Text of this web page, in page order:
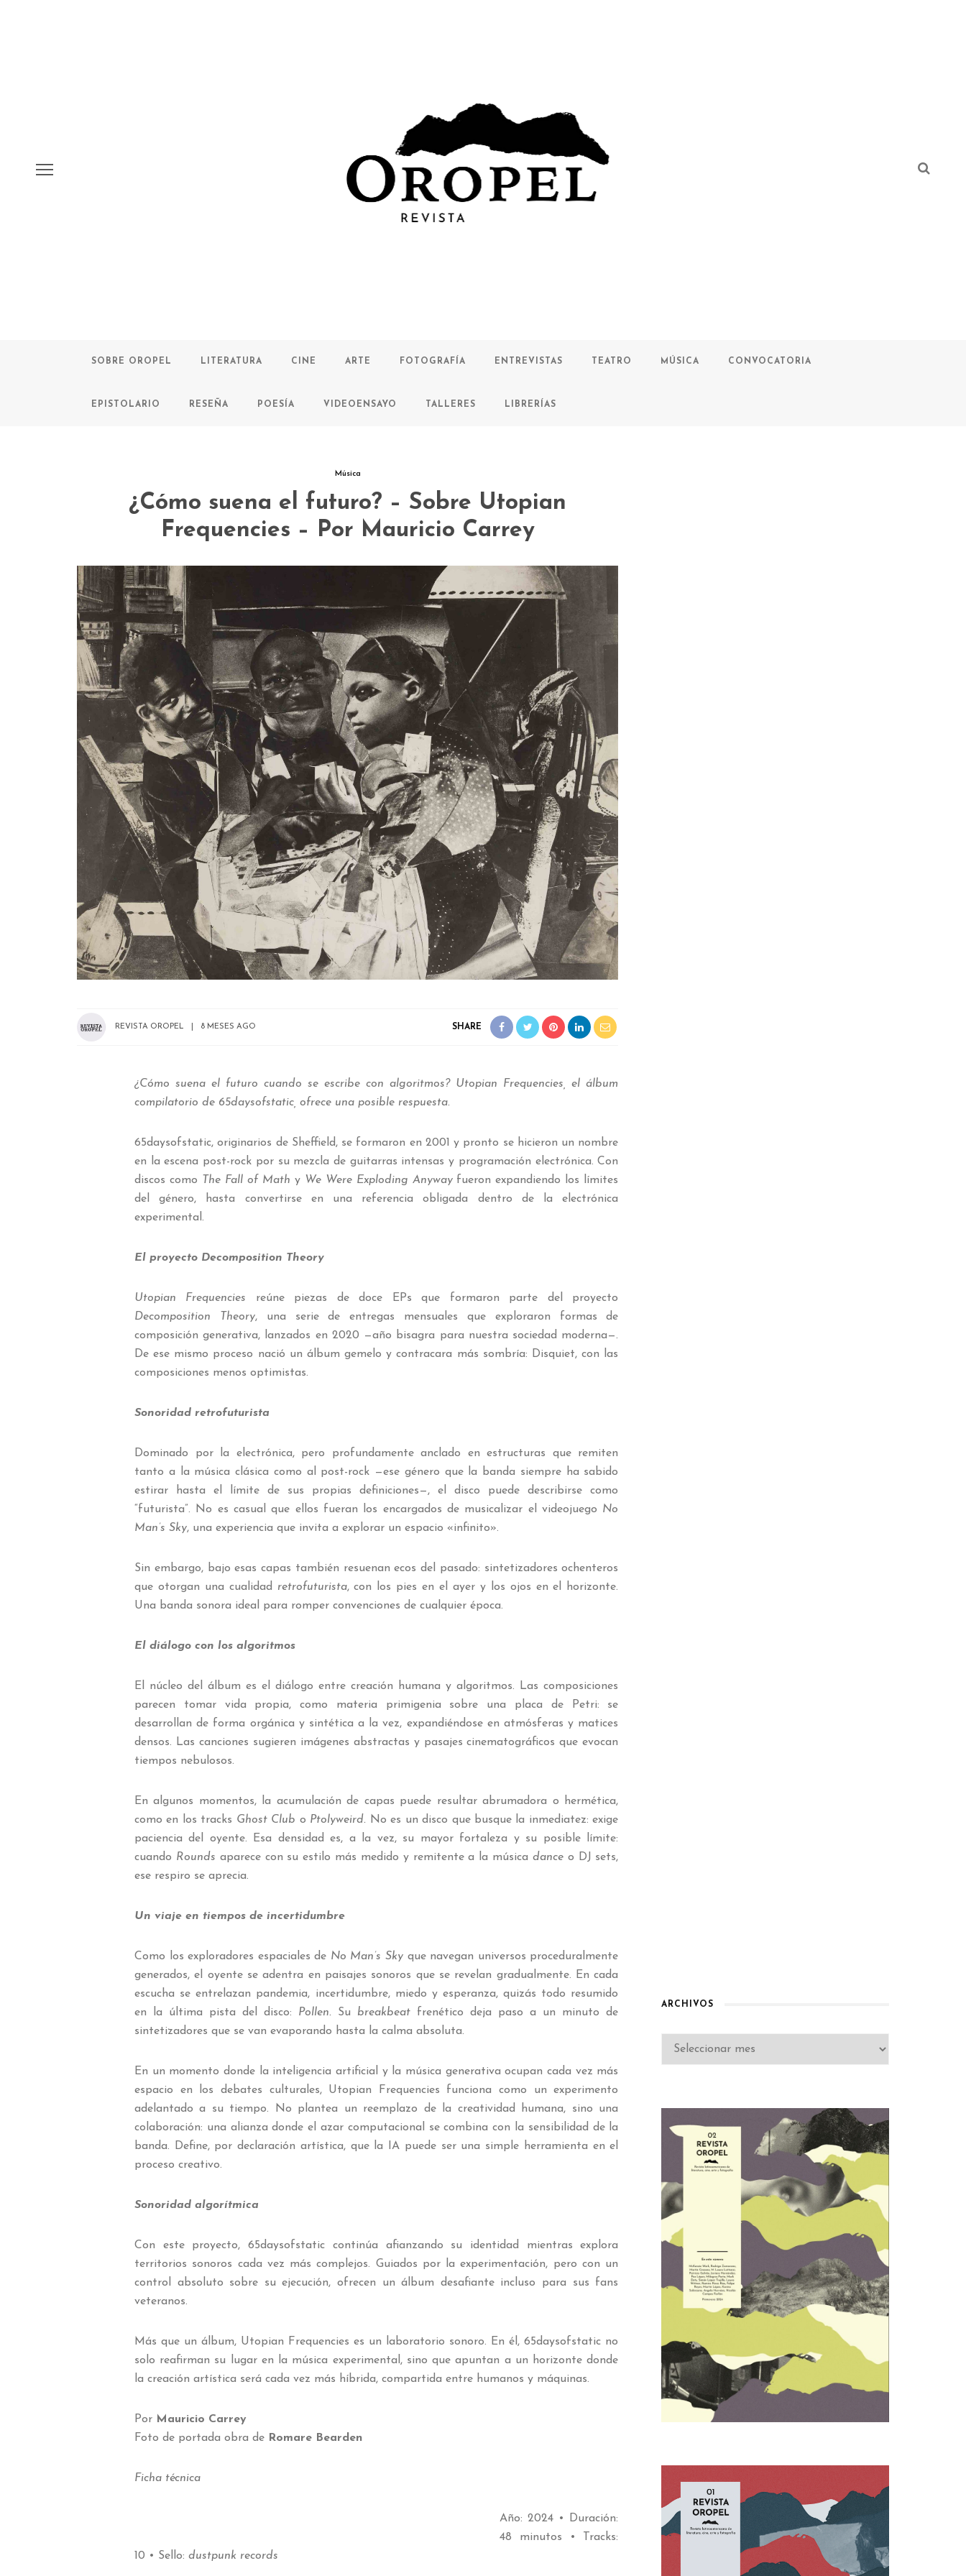
SOBRE OROPEL LITERATURA CINE ARTE FOTOGRAFÍA ENTREVISTAS TEATRO MÚSICA CONVOCATORIA
EPISTOLARIO RESEÑA POESÍA VIDEOENSAYO TALLERES LIBRERÍAS
Música
¿Cómo suena el futuro? – Sobre Utopian
Frequencies – Por Mauricio Carrey
REVISTA OROPEL 8 MESES AGO SHARE
¿Cómo suena el futuro cuando se escribe con algoritmos? Utopian Frequencies, el álbum
compilatorio de 65daysofstatic, ofrece una posible respuesta.
65daysofstatic, originarios de Sheffield, se formaron en 2001 y pronto se hicieron un nombre
en la escena post-rock por su mezcla de guitarras intensas y programación electrónica. Con
discos como
The Fall of Math y We Were Exploding Anywayfueron expandiendo los límites
del género, hasta convertirse en una referencia obligada dentro de la electrónica
experimental.
El proyecto Decomposition Theory
Utopian Frequencies reúne piezas de doce EPs que formaron parte del proyecto
Decomposition Theory, una serie de entregas mensuales que exploraron formas de
composición generativa, lanzados en 2020 —año bisagra para nuestra sociedad moderna—.
De ese mismo proceso nació un álbum gemelo y contracara más sombría: Disquiet, con las
composiciones menos optimistas.
Sonoridad retrofuturista
Dominado por la electrónica, pero profundamente anclado en estructuras que remiten
tanto a la música clásica como al post-rock —ese género que la banda siempre ha sabido
estirar hasta el límite de sus propias definiciones—, el disco puede describirse como
“futurista”. No es casual que ellos fueran los encargados de musicalizar el videojuego No
Man’s Sky, una experiencia que invita a explorar un espacio «infinito».
Sin embargo, bajo esas capas también resuenan ecos del pasado: sintetizadores ochenteros
que otorgan una cualidad retrofuturista, con los pies en el ayer y los ojos en el horizonte.
Una banda sonora ideal para romper convenciones de cualquier época.
El diálogo con los algoritmos
El núcleo del álbum es el diálogo entre creación humana y algoritmos. Las composiciones
parecen tomar vida propia, como materia primigenia sobre una placa de Petri: se
desarrollan de forma orgánica y sintética a la vez, expandiéndose en atmósferas y matices
densos. Las canciones sugieren imágenes abstractas y pasajes cinematográficos que evocan
tiempos nebulosos.
En algunos momentos, la acumulación de capas puede resultar abrumadora o hermética,
como en los tracks Ghost Club o Ptolyweird. No es un disco que busque la inmediatez: exige
paciencia del oyente. Esa densidad es, a la vez, su mayor fortaleza y su posible límite:
cuando Rounds aparece con su estilo más medido y remitente a la música danceo DJ sets,
ese respiro se aprecia.
Un viaje en tiempos de incertidumbre
Como los exploradores espaciales de No Man’s Sky que navegan universos proceduralmente
generados, el oyente se adentra en paisajes sonoros que se revelan gradualmente. En cada
escucha se entrelazan pandemia, incertidumbre, miedo y esperanza, quizás todo resumido
en la última pista del disco: Pollen. Su breakbeat frenético deja paso a un minuto de
sintetizadores que se van evaporando hasta la calma absoluta.
En un momento donde la inteligencia artificial y la música generativa ocupan cada vez más
espacio en los debates culturales, Utopian Frequencies funciona como un experimento
adelantado a su tiempo. No plantea un reemplazo de la creatividad humana, sino una
colaboración: una alianza donde el azar computacional se combina con la sensibilidad de la
banda. Define, por declaración artística, que la IA puede ser una simple herramienta en el
proceso creativo.
Sonoridad algorítmica
Con este proyecto, 65daysofstatic continúa afianzando su identidad mientras explora
territorios sonoros cada vez más complejos. Guiados por la experimentación, pero con un
control absoluto sobre su ejecución, ofrecen un álbum desafiante incluso para sus fans
veteranos.
Más que un álbum, Utopian Frequencies es un laboratorio sonoro. En él, 65daysofstatic no
solo reafirman su lugar en la música experimental, sino que apuntan a un horizonte donde
la creación artística será cada vez más híbrida, compartida entre humanos y máquinas.
Por Mauricio Carrey
Foto de portada obra de Romare Bearden
Ficha técnica
Año: 2024 • Duración:
48 minutos • Tracks:
10 • Sello: dustpunk records
ARCHIVOS